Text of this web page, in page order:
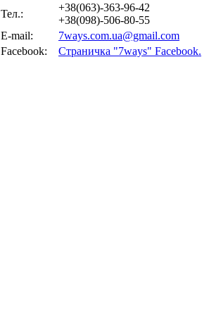
Тел.:
+38(063)-363-96-42
+38(098)-506-80-55
E-mail:
7ways.com.ua@gmail.com
Facebook:
Страничка "7ways" Facebook.